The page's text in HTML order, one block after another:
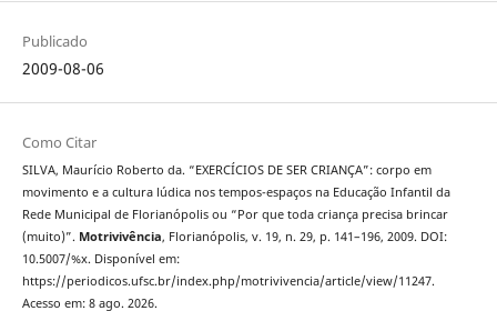
Publicado
2009-08-06
Como Citar
SILVA, Maurício Roberto da. “EXERCÍCIOS DE SER CRIANÇA”: corpo em
movimento e a cultura lúdica nos tempos-espaços na Educação Infantil da
Rede Municipal de Florianópolis ou “Por que toda criança precisa brincar
(muito)”. Motrivivência, Florianópolis, v. 19, n. 29, p. 141–196, 2009. DOI:
10.5007/%x. Disponível em:
https://periodicos.ufsc.br/index.php/motrivivencia/article/view/11247.
Acesso em: 8 ago. 2026.